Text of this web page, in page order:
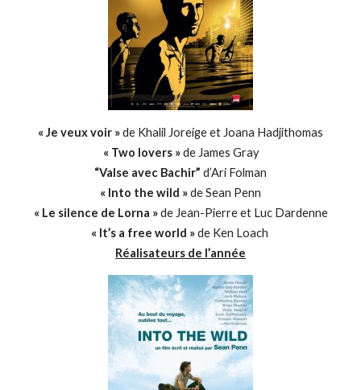
« Je veux voir »de Khalil Joreige et Joana Hadjithomas
« Two lovers »de James Gray
“Valse avec Bachir” d’Ari Folman
« Into the wild »de Sean Penn
« Le silence de Lorna »de Jean-Pierre et Luc Dardenne
« It’s a free world »de Ken Loach
Réalisateurs de l’année